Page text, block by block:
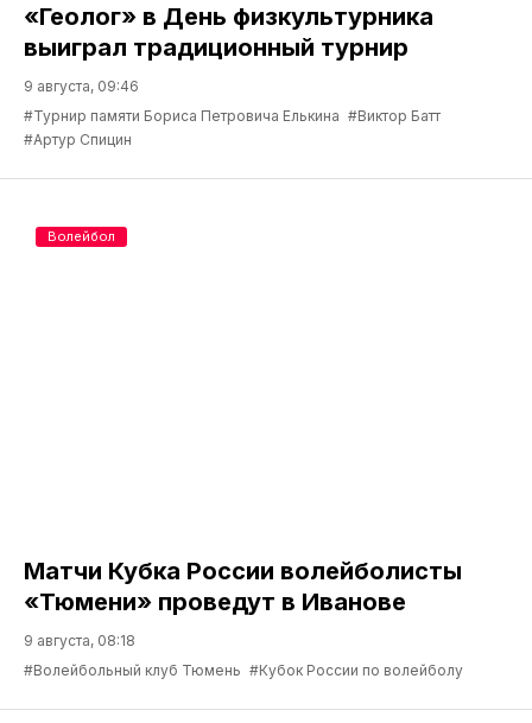
«Геолог» в День физкультурника
выиграл традиционный турнир
9 августа, 09:46
#Турнир памяти Бориса Петровича Елькина #Виктор Батт
#Артур Спицин
Матчи Кубка России волейболисты
«Тюмени» проведут в Иванове
9 августа, 08:18
#Волейбольный клуб Тюмень #Кубок России по волейболу
Волейбол